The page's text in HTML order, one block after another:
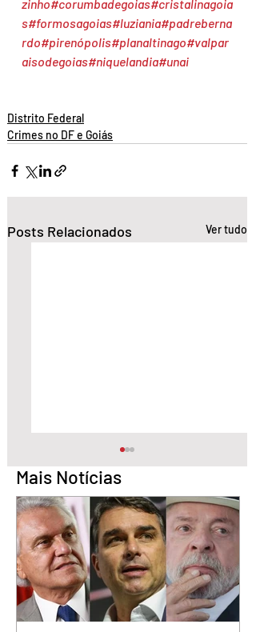
zinho#corumbadegoias#cristalinagoia
s#formosagoias#luziania#padreberna
rdo#pirenópolis#planaltinago#valpar
aisodegoias#niquelandia#unai
Distrito Federal
Crimes no DF e Goiás
Posts Relacionados Ver tudo
Quem é o Jornalista
Carlos Peixoto,
homenageado pela
CLDF no Dia da
Mais Notícias